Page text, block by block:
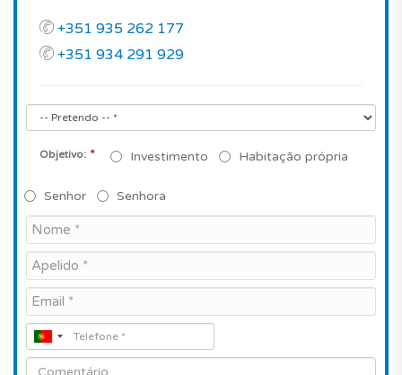
+351 935 262 177
+351 934 291 929
Objetivo: * Investimento Habitação própria
Senhor Senhora